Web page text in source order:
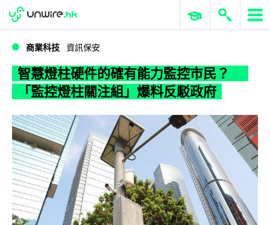
WWDC 2026 ERP 與商業 AI
商業科技 資訊保安
智慧燈柱硬件的確有能力監控市民？
「監控燈柱關注組」爆料反駁政府